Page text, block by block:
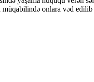
onlara vəd